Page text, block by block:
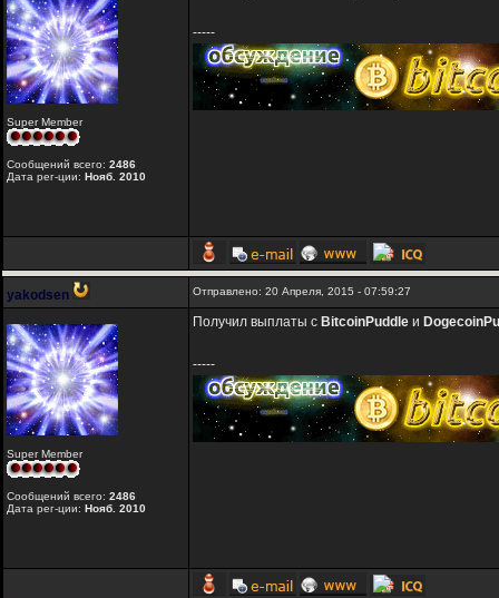
Super Member
Сообщений всего: 2486
Дата рег-ции: Нояб. 2010
-----
yakodsen Отправлено: 20 Апреля, 2015 - 07:59:27
Super Member
Сообщений всего: 2486
Дата рег-ции: Нояб. 2010
Получил выплаты с BitcoinPuddle и
-----